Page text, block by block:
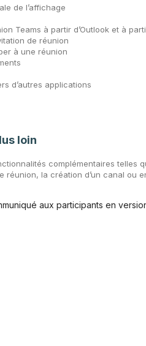
de l’affichage
Teams à partir d’Outlook et à
de réunion
à une réunion
d’autres applications
loin
complémentaires telles
réunion, la création d’un canal ou
aux participants en